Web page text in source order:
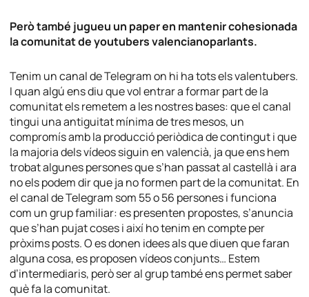
Però també jugueu un paper en mantenir cohesionada
la comunitat de youtubers valencianoparlants.
Tenim un canal de Telegram on hi ha tots els valentubers.
I quan algú ens diu que vol entrar a formar part de la
comunitat els remetem a les nostres bases: que el canal
tingui una antiguitat mínima de tres mesos, un
compromís amb la producció periòdica de contingut i que
la majoria dels vídeos siguin en valencià, ja que ens hem
trobat algunes persones que s’han passat al castellà i ara
no els podem dir que ja no formen part de la comunitat. En
el canal de Telegram som 55 o 56 persones i funciona
com un grup familiar: es presenten propostes, s’anuncia
que s’han pujat coses i així ho tenim en compte per
pròxims posts. O es donen idees als que diuen que faran
alguna cosa, es proposen vídeos conjunts… Estem
d’intermediaris, però ser al grup també ens permet saber
què fa la comunitat.